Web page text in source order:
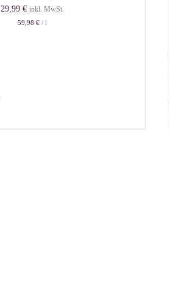
29,99 € inkl. MwSt.
59,98 €/ l